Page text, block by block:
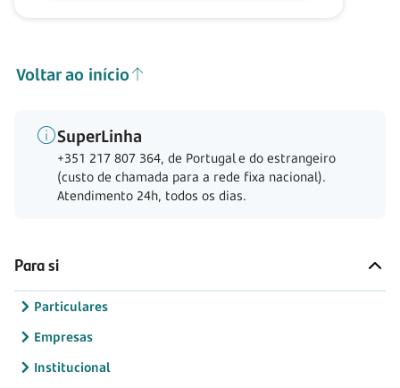
Voltar ao início
SuperLinha
+351 217 807 364, de Portugal e do estrangeiro
(custo de chamada para a rede fixa nacional).
Atendimento 24h, todos os dias.
Para si
Particulares
Empresas
Institucional